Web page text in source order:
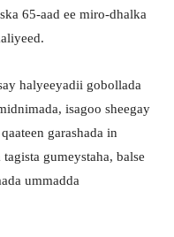
65-aad ee miro-dhalka
halyeeyadii gobollada
isagoo sheegay
garashada in
gumeystaha, balse
ummadda